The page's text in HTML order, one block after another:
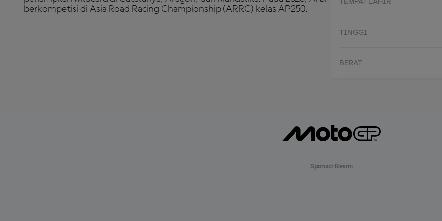
TEMPAT LAHIR
TINGGI
BERAT
berkompetisi di Asia Road Racing Championship (ARRC) kelas AP250.
Sponsor Resmi